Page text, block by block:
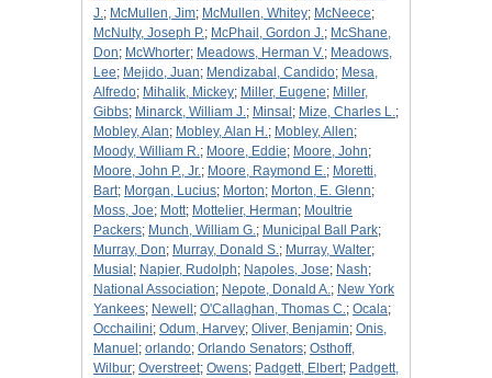
J.; McMullen, Jim; McMullen, Whitey; McNeece;
McNulty, Joseph P.; McPhail, Gordon J.; McShane,
Don; McWhorter; Meadows, Herman V.; Meadows,
Lee; Mejido, Juan; Mendizabal, Candido; Mesa,
Alfredo; Mihalik, Mickey; Miller, Eugene; Miller,
Gibbs; Minarck, William J.; Minsal ; Mize, Charles L.;
Mobley, Alan; Mobley, Alan H.; Mobley, Allen;
Moody, William R.; Moore, Eddie; Moore, John;
Moore, John P., Jr.; Moore, Raymond E.; Moretti,
Bart; Morgan, Lucius; Morton; Morton, E. Glenn;
Moss, Joe; Mott; Mottelier, Herman; Moultrie
Packers; Munch, William G.; Municipal Ball Park;
Murray, Don; Murray, Donald S.; Murray, Walter;
Musial ; Napier, Rudolph; Napoles, Jose; Nash;
National Association; Nepote, Donald A.; New York
Yankees; Newell ; O'Callaghan, Thomas C.; Ocala;
Occhailini; Odum, Harvey; Oliver, Benjamin; Onis,
Manuel ; orlando; Orlando Senators; Osthoff,
Wilbur; Overstreet; Owens; Padgett, Elbert; Padgett,